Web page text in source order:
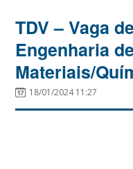
TDV – Vaga
Engenharia de
Materiais/
18/01/2024 11:27